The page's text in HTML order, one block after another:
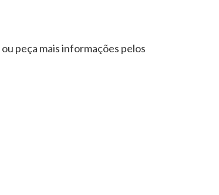
ou peça mais informações pelos